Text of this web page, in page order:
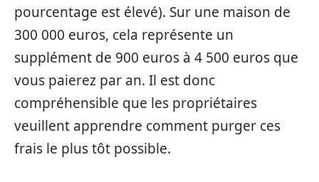
pourcentage est élevé). Sur une maison de
300 000 euros, cela représente un
supplément de 900 euros à 4 500 euros que
vous paierez par an. Il est donc
compréhensible que les propriétaires
veuillent apprendre comment purger ces
frais le plus tôt possible.